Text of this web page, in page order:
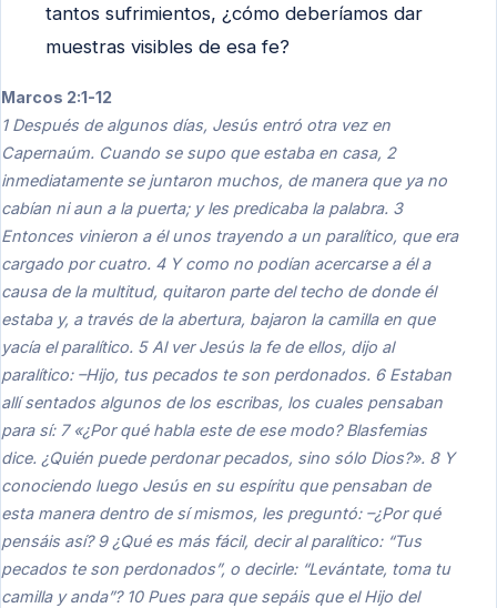
tantos sufrimientos, ¿cómo deberíamos dar
muestras visibles de esa fe?
Marcos 2:1-12
1 Después de algunos días, Jesús entró otra vez en
Capernaúm. Cuando se supo que estaba en casa, 2
inmediatamente se juntaron muchos, de manera que ya no
cabían ni aun a la puerta; y les predicaba la palabra. 3
Entonces vinieron a él unos trayendo a un paralítico, que era
cargado por cuatro. 4 Y como no podían acercarse a él a
causa de la multitud, quitaron parte del techo de donde él
estaba y, a través de la abertura, bajaron la camilla en que
yacía el paralítico. 5 Al ver Jesús la fe de ellos, dijo al
paralítico: –Hijo, tus pecados te son perdonados. 6 Estaban
allí sentados algunos de los escribas, los cuales pensaban
para sí: 7 «¿Por qué habla este de ese modo? Blasfemias
dice. ¿Quién puede perdonar pecados, sino sólo Dios?». 8 Y
conociendo luego Jesús en su espíritu que pensaban de
esta manera dentro de sí mismos, les preguntó: –¿Por qué
pensáis así? 9 ¿Qué es más fácil, decir al paralítico: “Tus
pecados te son perdonados”, o decirle: “Levántate, toma tu
camilla y anda”? 10 Pues para que sepáis que el Hijo del